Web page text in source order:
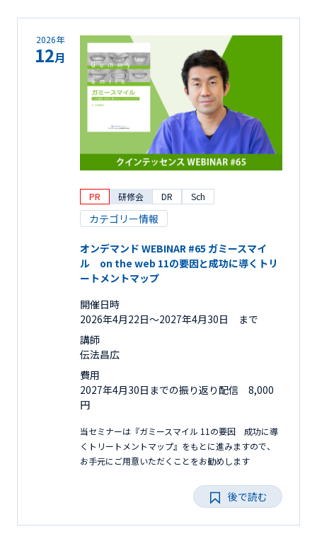
2026年
12月
PR 研修会 DR Sch
カテゴリー情報
オンデマンド WEBINAR #65 ガミースマイ
ル on the web 11の要因と成功に導くトリ
ートメントマップ
開催日時
2026年4月22日〜2027年4月30日 まで
講師
伝法昌広
費用
2027年4月30日までの振り返り配信 8,000
円
当セミナーは『ガミースマイル 11の要因 成功に導
くトリートメントマップ』をもとに進みますので、
お手元にご用意いただくことをお勧めします
後で読む